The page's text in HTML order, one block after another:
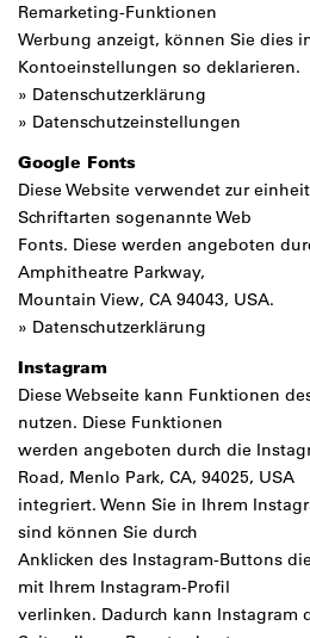
Remarketing-Funktionen
Werbung anzeigt, können Sie dies
Kontoeinstellungen so deklarieren.
» Datenschutzerklärung
» Datenschutzeinstellungen
Google Fonts
Diese Website verwendet zur
Schriftarten sogenannte Web
Fonts. Diese werden angeboten
Amphitheatre Parkway,
Mountain View, CA 94043, USA.
» Datenschutzerklärung
Instagram
Diese Webseite kann Funktionen
nutzen. Diese Funktionen
werden angeboten durch die
Road, Menlo Park, CA, 94025, USA
integriert. Wenn Sie in Ihrem
sind können Sie durch
Anklicken des Instagram-Buttons
mit Ihrem Instagram-Profil
verlinken. Dadurch kann Instagram